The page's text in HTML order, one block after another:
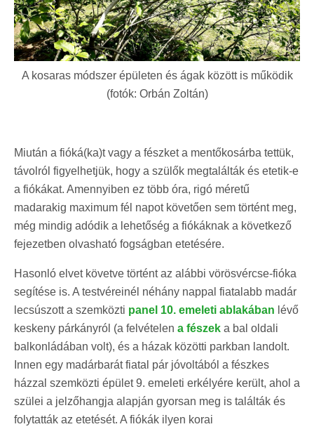
A kosaras módszer épületen és ágak között is működik
(fotók: Orbán Zoltán)
Miután a fióká(ka)t vagy a fészket a mentőkosárba tettük,
távolról figyelhetjük, hogy a szülők megtalálták és etetik-e
a fiókákat. Amennyiben ez több óra, rigó méretű
madarakig maximum fél napot követően sem történt meg,
még mindig adódik a lehetőség a fiókáknak a következő
fejezetben olvasható fogságban etetésére.
Hasonló elvet követve történt az alábbi vörösvércse-fióka
segítése is. A testvéreinél néhány nappal fiatalabb madár
lecsúszott a szemközti panel 10. emeleti ablakában lévő
keskeny párkányról (a felvételen a fészek a bal oldali
balkonládában volt), és a házak közötti parkban landolt.
Innen egy madárbarát fiatal pár jóvoltából a fészkes
házzal szemközti épület 9. emeleti erkélyére került, ahol a
szülei a jelzőhangja alapján gyorsan meg is találták és
folytatták az etetését. A fiókák ilyen korai